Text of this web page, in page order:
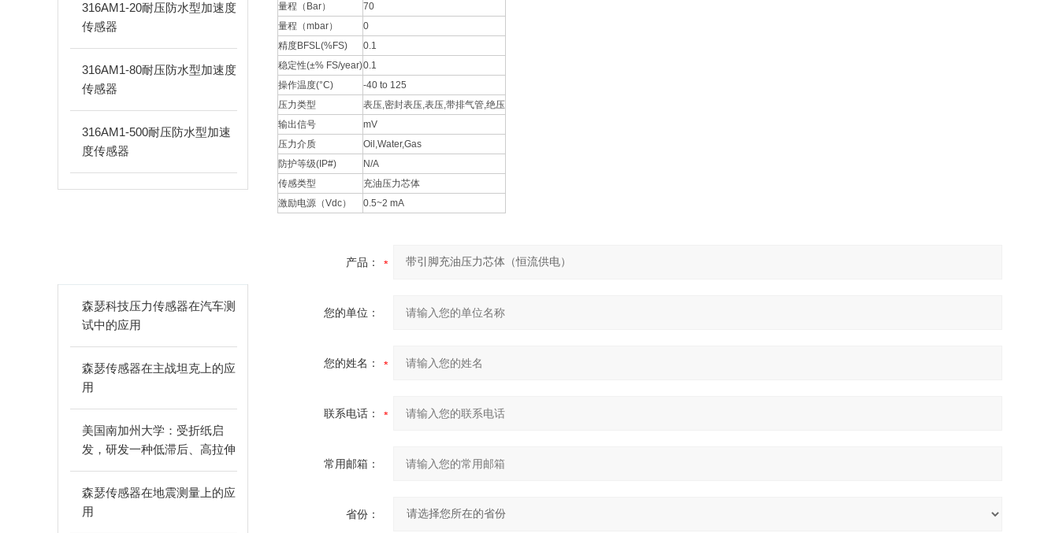
316AM1-20耐压防水型加速度
传感器
316AM1-80耐压防水型加速度
传感器
316AM1-500耐压防水型加速
度传感器
森瑟科技压力传感器在汽车测
试中的应用
森瑟传感器在主战坦克上的应
用
美国南加州大学：受折纸启
发，研发一种低滞后、高拉伸
性应变传感器！
森瑟传感器在地震测量上的应
用
量程（Bar）
70
量程（mbar）
0
精度BFSL(%FS)
0.1
稳定性(±% FS/year)0.1
操作温度(°C)
-40 to 125
压力类型
表压,密封表压,表压,带排气管,绝压
输出信号
mV
压力介质
Oil,Water,Gas
防护等级(IP#)
N/A
传感类型
充油压力芯体
激励电源（Vdc）
0.5~2 mA
产品：
您的单位：
您的姓名：
联系电话：
常用邮箱：
省份：